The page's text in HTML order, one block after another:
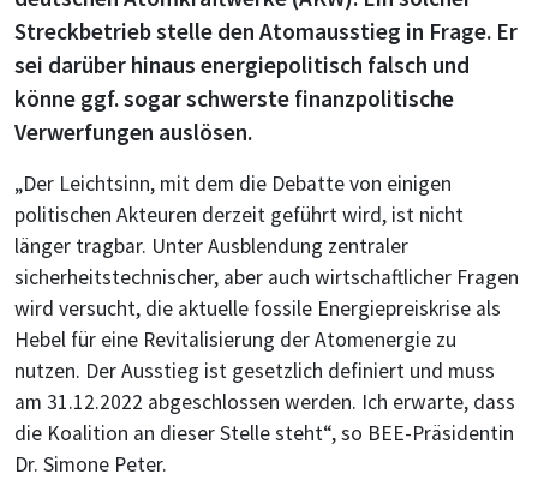
Streckbetrieb stelle den Atomausstieg in Frage. Er
sei darüber hinaus energiepolitisch falsch und
könne ggf. sogar schwerste finanzpolitische
Verwerfungen auslösen.
„Der Leichtsinn, mit dem die Debatte von einigen
politischen Akteuren derzeit geführt wird, ist nicht
länger tragbar. Unter Ausblendung zentraler
sicherheitstechnischer, aber auch wirtschaftlicher Fragen
wird versucht, die aktuelle fossile Energiepreiskrise als
Hebel für eine Revitalisierung der Atomenergie zu
nutzen. Der Ausstieg ist gesetzlich definiert und muss
am 31.12.2022 abgeschlossen werden. Ich erwarte, dass
die Koalition an dieser Stelle steht“, so BEE-Präsidentin
Dr. Simone Peter.